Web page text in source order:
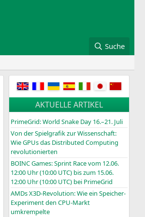
Suche
AKTUELLE ARTIKEL
PrimeGrid: World Snake Day 16.–21. Juli
Von der Spielgrafik zur Wissenschaft:
Wie GPUs das Distributed Computing
revolutionierten
BOINCGames: Sprint Race vom 12.06.
12:00 Uhr (10:00 UTC) bis zum 15.06.
12:00 Uhr (10:00 UTC) bei PrimeGrid
AMDs X3D-Revolution: Wie ein Speicher-
Experiment den CPU-Markt
umkrempelte